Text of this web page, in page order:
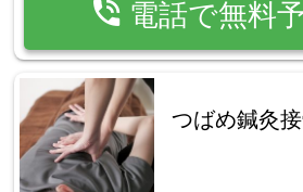
phone_in_talk 電話で無料
つばめ鍼灸